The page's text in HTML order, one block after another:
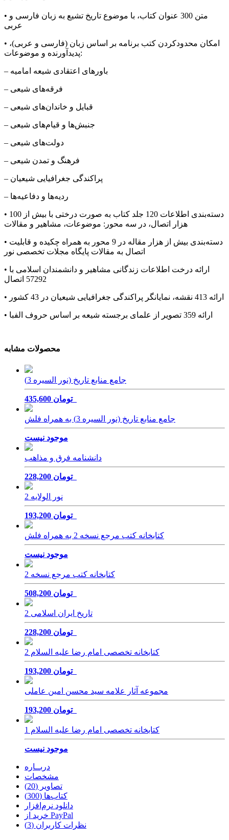
• متن 300 عنوان کتاب، با موضوع تاريخ تشيع به زبان فارسی و
عربی
• امکان محدودکردن کتب برنامه بر اساس زبان (فارسی و عربی)،
پدیدآورنده و موضوعات:
– باورهای اعتقادی شیعه امامیه
– فرقه‌های شیعی
– قبایل و خاندان‌های شیعی
– جنبش‌ها و قیام‌های شیعی
– دولت‌های شیعی
– فرهنگ و تمدن شیعی
– پراکندگی جغرافیایی شیعیان
– ردیه‌ها و دفاعیه‌ها
• دسته‌بندی اطلاعات 120 جلد کتاب به صورت درختی با بيش از 100
هزار اتصال، در سه محور: موضوعات، مشاهیر و مقالات
• دسته‌بندی بيش از هزار مقاله در 9 محور به همراه چکيده و قابلیت
اتصال به مقالات پايگاه مجلات تخصصی نور
• ارائه درخت اطلاعات زندگانی مشاهیر و دانشمندان اسلامی با
57292 اتصال
• ارائه 413 نقشه، نمایانگر پراکندگی جغرافیایی شیعیان در 43 کشور
• ارائه 359 تصویر از علمای برجسته شیعه بر اساس حروف الفبا
محصولات مشابه
جامع منابع تاریخ (نور السیره 3)
435,600 تومان
جامع منابع تاریخ (نور السیره 3) به همراه فلش
موجود نیست
دانشنامه فرق و مذاهب
228,200 تومان
نور الولایه 2
193,200 تومان
کتابخانه کتب مرجع نسخه 2 به همراه فلش
موجود نیست
کتابخانه کتب مرجع نسخه 2
508,200 تومان
تاریخ ایران اسلامی 2
228,200 تومان
کتابخانه تخصصی امام رضا علیه السلام 2
193,200 تومان
مجموعه آثار علامه سید محسن امین عاملی
193,200 تومان
کتابخانه تخصصی امام رضا علیه السلام 1
موجود نیست
دربــاره
مشخصات
تصاویر (20)
کتاب‌ها (300)
دانلود نرم‌افزار
خرید از PayPal
نظرات کاربران (3)